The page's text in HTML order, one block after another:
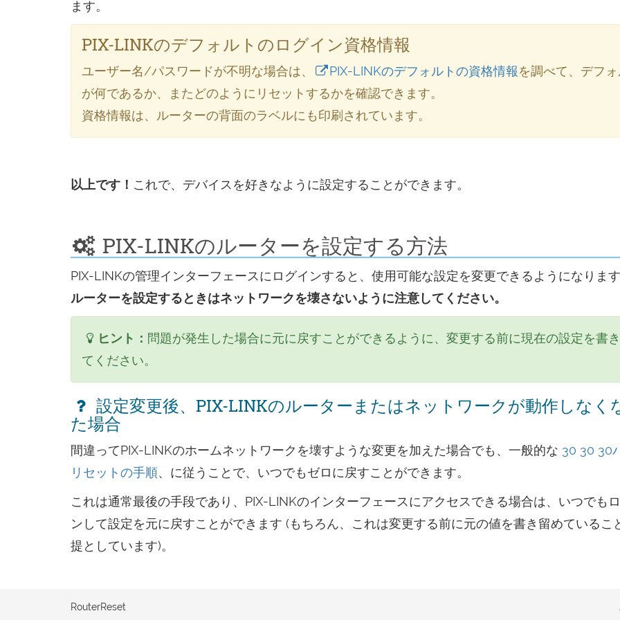
ます。
PIX-LINKのデフォルトのログイン資格情報
ユーザー名/パスワードが不明な場合は、 PIX-LINKのデフォルトの資格情報を調べて、デフォ
が何であるか、またどのようにリセットするかを確認できます。
資格情報は、ルーターの背面のラベルにも印刷されています。
以上です！ これで、デバイスを好きなように設定することができます。
PIX-LINKのルーターを設定する方法
PIX-LINKの管理インターフェースにログインすると、使用可能な設定を変更できるようになります
ルーターを設定するときはネットワークを壊さないように注意してください。
ヒント： 問題が発生した場合に元に戻すことができるように、変更する前に現在の設定を書
てください。
設定変更後、PIX-LINKのルーターまたはネットワークが動作しなく
た場合
間違ってPIX-LINKのホームネットワークを壊すような変更を加えた場合でも、一般的な 30 30 30
リセットの手順、に従うことで、いつでもゼロに戻すことができます。
これは通常最後の手段であり、PIX-LINKのインターフェースにアクセスできる場合は、いつでも
ンして設定を元に戻すことができます (もちろん、これは変更する前に元の値を書き留めているこ
提としています)。
RouterReset